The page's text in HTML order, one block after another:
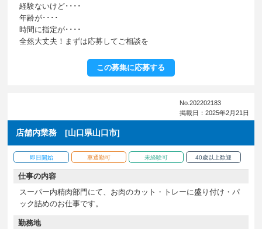
経験ないけど････
年齢が････
時間に指定が････
全然大丈夫！まずは応募してご相談を
この募集に応募する
No.202202183
掲載日：2025年2月21日
店舗内業務 [山口県山口市]
即日開始 車通勤可 未経験可 40歳以上歓迎
仕事の内容
スーパー内精肉部門にて、お肉のカット・トレーに盛り付け・パ
ック詰めのお仕事です。
勤務地